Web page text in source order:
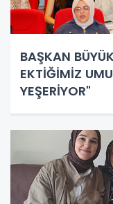
BAŞKAN
EKTİĞİMİZ
YEŞERİYOR"